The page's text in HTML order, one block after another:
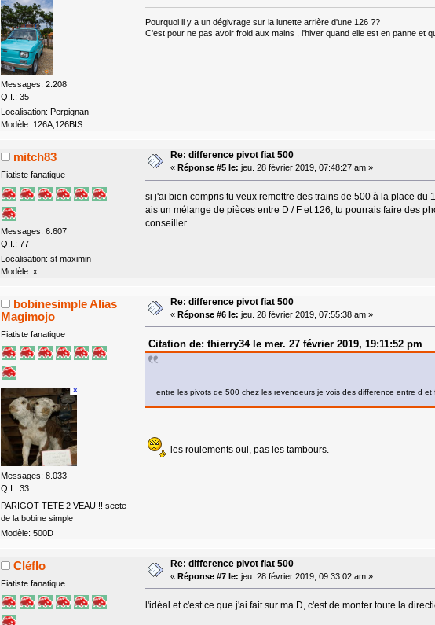
Messages: 2.208
Q.I.: 35
Localisation: Perpignan
Modèle: 126A,126BIS...
Pourquoi il y a un dégivrage sur la lunette arrière d'une 126 ??
C'est pour ne pas avoir froid aux mains , l'hiver quand elle est en panne et
mitch83
Fiatiste fanatique
Messages: 6.607
Q.I.: 77
Localisation: st maximin
Modèle: x
Re: difference pivot fiat 500
« Réponse #5 le: jeu. 28 février 2019, 07:48:27 am »
si j'ai bien compris tu veux remettre des trains de 500 à la place
ais un mélange de pièces entre D / F et 126, tu pourrais faire des
conseiller
bobinesimple Alias
Magimojo
Fiatiste fanatique
Messages: 8.033
Q.I.: 33
PARIGOT TETE 2 VEAU!!! secte
de la bobine simple
Modèle: 500D
Re: difference pivot fiat 500
« Réponse #6 le: jeu. 28 février 2019, 07:55:38 am »
Citation de: thierry34 le mer. 27 février 2019, 19:11:52 pm
entre les pivots de 500 chez les revendeurs je vois des difference entre d
les roulements oui, pas les tambours.
Cléflo
Fiatiste fanatique
Re: difference pivot fiat 500
« Réponse #7 le: jeu. 28 février 2019, 09:33:02 am »
l'idéal et c'est ce que j'ai fait sur ma D, c'est de monter toute la